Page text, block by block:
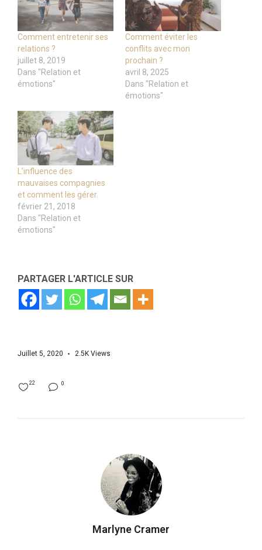
Comment entretenir ses
relations ?
juillet 8, 2019
Dans "Relation et
émotions"
Comment éviter les
conflits avec mon
prochain ?
avril 8, 2025
Dans "Relation et
émotions"
L’influence des
mauvaises compagnies
et comment les gérer.
février 21, 2018
Dans "Relation et
émotions"
PARTAGER L'ARTICLE SUR
Juillet 5, 2020 2.5K Views
0
22
Marlyne Cramer